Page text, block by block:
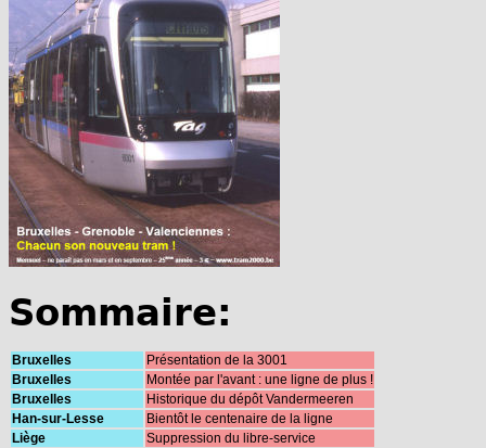
Sommaire:
Bruxelles
Présentation de la 3001
Bruxelles
Montée par l'avant : une ligne de plus !
Bruxelles
Historique du dépôt Vandermeeren
Han-sur-Lesse
Bientôt le centenaire de la ligne
Liège
Suppression du libre-service